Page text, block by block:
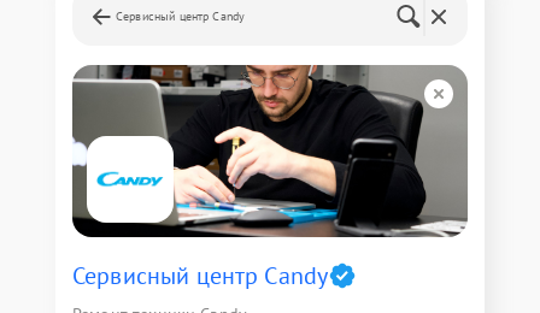
Сервисный центр Candy
Сервисный центр Candy